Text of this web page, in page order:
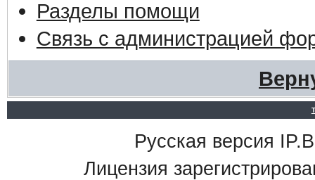
Разделы помощи
Связь с администрацией
Русская версия
Лицензия